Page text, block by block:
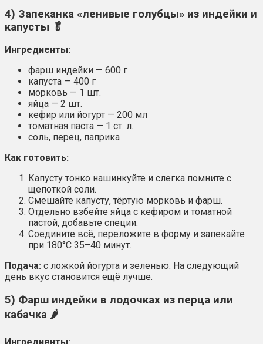
4) Запеканка «ленивые голубцы» из индейки и
капусты 🥬
Ингредиенты:
фарш индейки — 600 г
капуста — 400 г
морковь — 1 шт.
яйца — 2 шт.
кефир или йогурт — 200 мл
томатная паста — 1 ст. л.
соль, перец, паприка
Как готовить:
Капусту тонко нашинкуйте и слегка помните с
щепоткой соли.
Смешайте капусту, тёртую морковь и фарш.
Отдельно взбейте яйца с кефиром и томатной
пастой, добавьте специи.
Соедините всё, переложите в форму и запекайте
при 180°C 35–40 минут.
Подача: с ложкой йогурта и зеленью. На следующий
день вкус становится ещё лучше.
5) Фарш индейки в лодочках из перца или
кабачка 🌶️